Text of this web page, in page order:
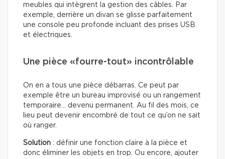
meubles qui intègrent la gestion des câbles. Par
exemple, derrière un divan se glisse parfaitement
une console peu profonde incluant des prises USB
et électriques.
Une pièce «fourre-tout» incontrôlable
On en a tous une pièce débarras. Ce peut par
exemple être un bureau improvisé ou un rangement
temporaire… devenu permanent. Au fil des mois, ce
lieu peut devenir encombré de tout ce qu’on ne sait
où ranger.
Solution : définir une fonction claire à la pièce et
donc éliminer les objets en trop. Ou encore, ajouter